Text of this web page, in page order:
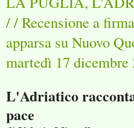
/ / Recensione a
apparsa su Nuovo
martedì 17 dicembre
L'Adriatico
pace